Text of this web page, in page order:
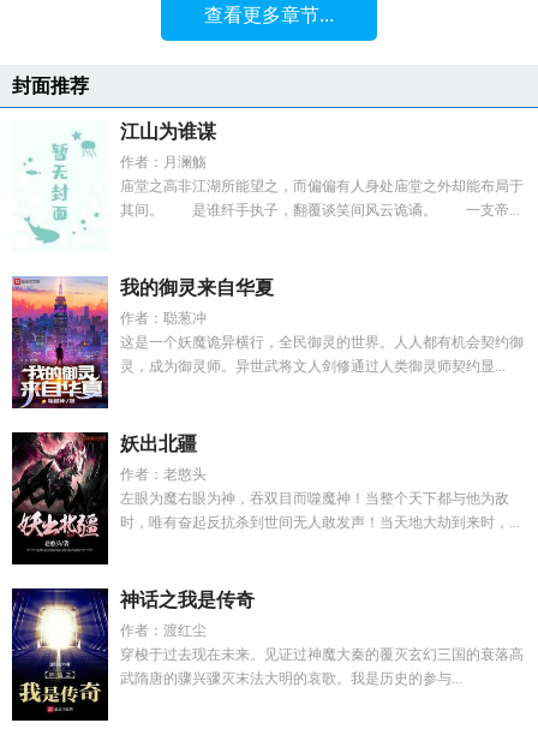
查看更多章节...
封面推荐
江山为谁谋
作者：月澜觞
庙堂之高非江湖所能望之，而偏偏有人身处庙堂之外却能布局于
其间。 是谁纤手执子，翻覆谈笑间风云诡谲。 一支帝...
我的御灵来自华夏
作者：聪葱冲
这是一个妖魔诡异横行，全民御灵的世界。人人都有机会契约御
灵，成为御灵师。异世武将文人剑修通过人类御灵师契约显...
妖出北疆
作者：老憨头
左眼为魔右眼为神，吞双目而噬魔神！当整个天下都与他为敌
时，唯有奋起反抗杀到世间无人敢发声！当天地大劫到来时，...
神话之我是传奇
作者：渡红尘
穿梭于过去现在未来。见证过神魔大秦的覆灭玄幻三国的衰落高
武隋唐的骤兴骤灭末法大明的哀歌。我是历史的参与...